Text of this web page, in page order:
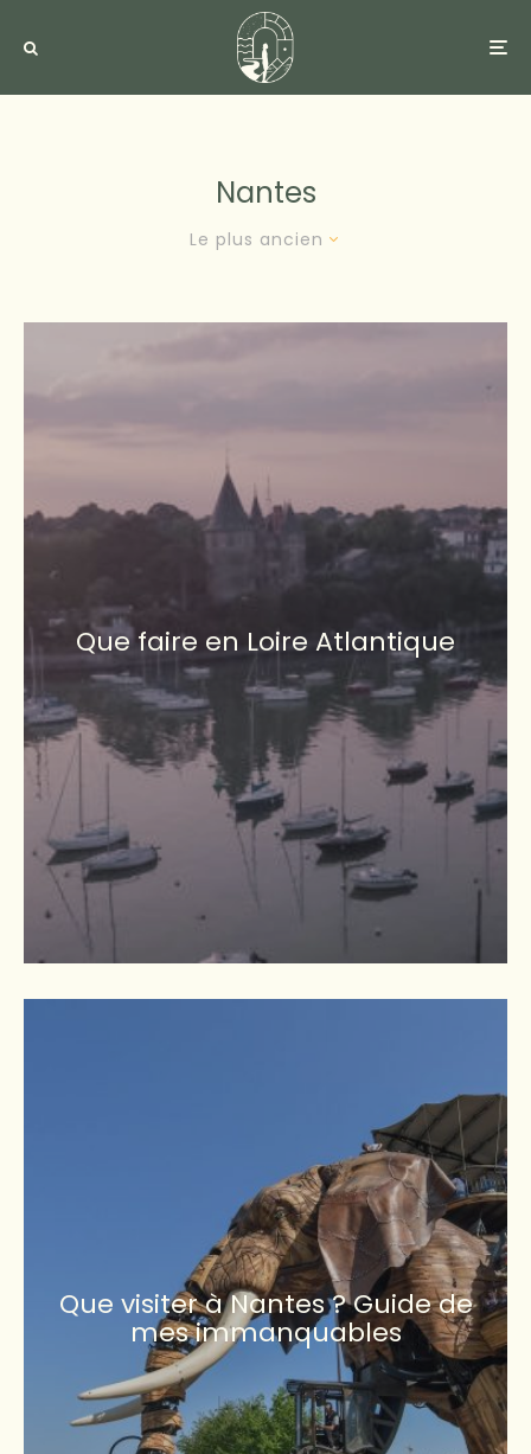
Nantes
Le plus ancien
Que faire en Loire Atlantique
Que visiter à Nantes ? Guide de
mes immanquables